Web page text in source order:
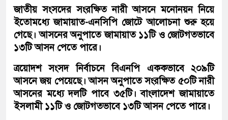
জাতীয় সংসদের সংরক্ষিত নারী আসনে মনোনয়ন নিয়ে
ইতোমধ্যে জামায়াত-এনসিপি জোটে আলোচনা শুরু হয়ে
গেছে। আসনের অনুপাতে জামায়াত ১১টি ও জোটগতভাবে
১৩টি আসন পেতে পারে।
ত্রয়োদশ সংসদ নির্বাচনে বিএনপি এককভাবে ২০৯টি
আসনে জয় পেয়েছে। আসন অনুপাতে সংরক্ষিত ৫০টি নারী
আসনের মধ্যে দলটি পাবে ৩৫টি। বাংলাদেশ জামায়াতে
ইসলামী ১১টি ও জোটগতভাবে ১৩টি আসন পেতে পারে।